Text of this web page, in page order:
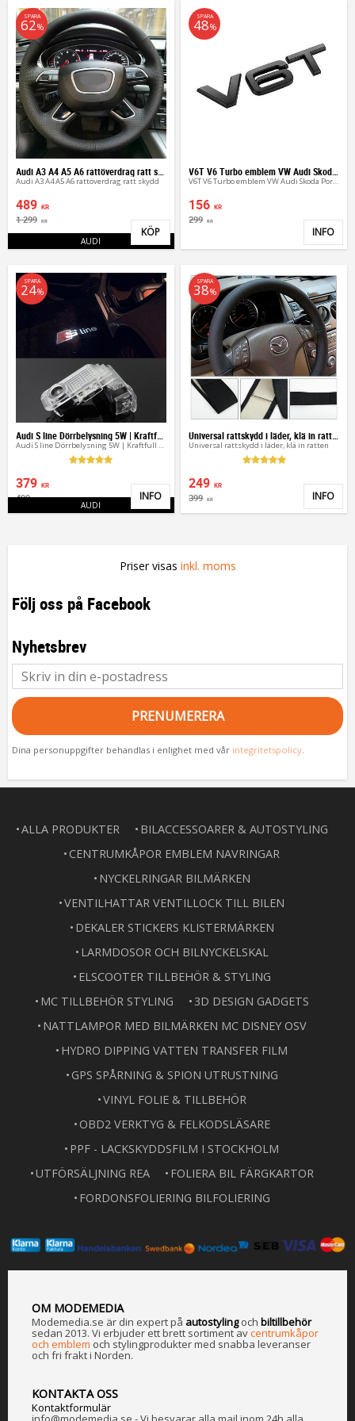
Audi A3 A4 A5 A6 rattöverdrag ratt skydd
489 KR
1 299 KR
SPARA
62%
AUDI Lägg till i favoriter
KÖP
V6T V6 Turbo emblem VW Audi Skoda Porsche
156 KR
299 KR
SPARA
48%
INFO
Audi S line Dörrbelysning 5W | Kraftfull Logo
Audi S line Dörrbelysning 5W | Kraftfull Logo dörrlampor
379 KR
499
SPARA
24%
AUDI Lägg till i favoriter
INFO
Universal rattskydd i läder, klä in ratten
Universal rattskydd i läder, klä in ratten
249 KR
399 KR
SPARA
38%
INFO
Priser visas inkl. moms
Följ oss på Facebook
Nyhetsbrev
PRENUMERERA
Dina personuppgifter behandlas i enlighet med vår integritetspolicy.
ALLA PRODUKTER
BILACCESSOARER & AUTOSTYLING
CENTRUMKÅPOR EMBLEM NAVRINGAR
NYCKELRINGAR BILMÄRKEN
VENTILHATTAR VENTILLOCK TILL BILEN
DEKALER STICKERS KLISTERMÄRKEN
LARMDOSOR OCH BILNYCKELSKAL
ELSCOOTER TILLBEHÖR & STYLING
MC TILLBEHÖR STYLING
3D DESIGN GADGETS
NATTLAMPOR MED BILMÄRKEN MC DISNEY OSV
HYDRO DIPPING VATTEN TRANSFER FILM
GPS SPÅRNING & SPION UTRUSTNING
VINYL FOLIE & TILLBEHÖR
OBD2 VERKTYG & FELKODSLÄSARE
PPF - LACKSKYDDSFILM I STOCKHOLM
UTFÖRSÄLJNING REA
FOLIERA BIL FÄRGKARTOR
FORDONSFOLIERING BILFOLIERING
OM MODEMEDIA
Modemedia.se är din expert på autostylingoch biltillbehör
sedan 2013. Vi erbjuder ett brett sortiment avcentrumkåpor
och emblem och stylingprodukter med snabba leveranser
och fri frakt i Norden.
KONTAKTA OSS
Kontaktformulär